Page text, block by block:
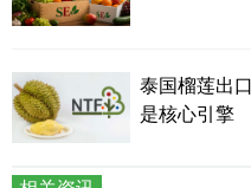
泰国榴莲出
是核心引擎